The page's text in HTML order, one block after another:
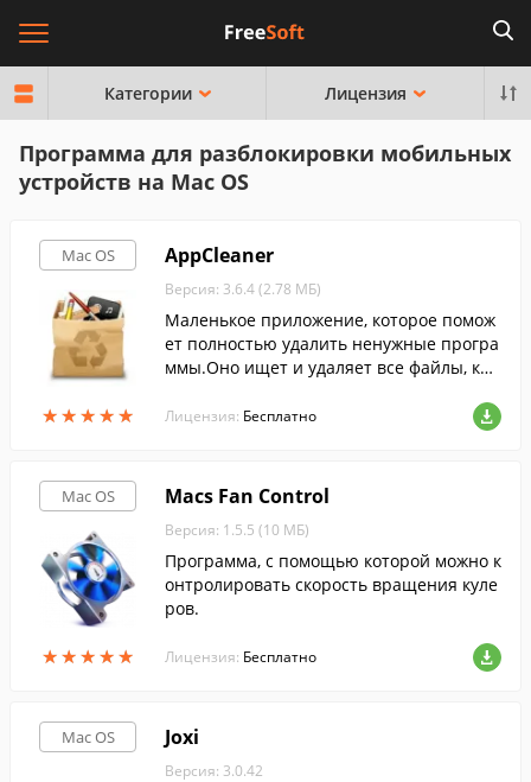
Категории Лицензия
Программа для разблокировки мобильных
устройств на Mac OS
Mac OS
★★★★★
★★★★★
AppCleaner
Версия: 3.6.4 (2.78 МБ)
Маленькое приложение, которое помож
ет полностью удалить ненужные програ
ммы.Оно ищет и удаляет все файлы, кот
ограммы.
Лицензия: Бесплатно
Mac OS
★★★★★
★★★★★
Macs Fan Control
Версия: 1.5.5 (10 МБ)
Программа, с помощью которой можно к
онтролировать скорость вращения куле
ров.
Лицензия: Бесплатно
Mac OS Joxi
Версия: 3.0.42